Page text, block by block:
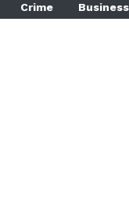
Crime Business